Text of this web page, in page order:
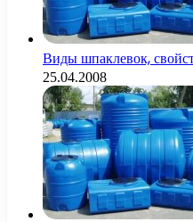
Виды шпаклевок,
25.04.2008